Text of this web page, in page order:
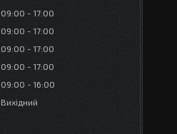
09:00
17:00
09:00
17:00
09:00
17:00
09:00
17:00
09:00
16:00
Вихідний